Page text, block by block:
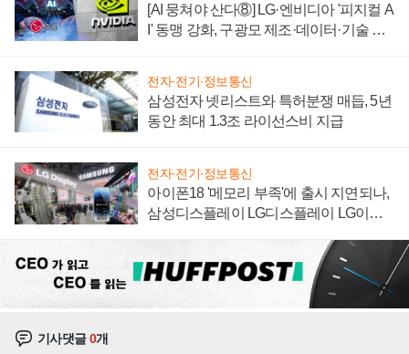
[AI 뭉쳐야 산다⑧] LG·엔비디아 '피지컬 A
I' 동맹 강화, 구광모 제조·데이터·기술 결
전자·전기·정보통신
삼성전자 넷리스트와 특허분쟁 매듭, 5년
동안 최대 1.3조 라이선스비 지급
전자·전기·정보통신
아이폰18 '메모리 부족'에 출시 지연되나,
삼성디스플레이 LG디스플레이 LG이노
기사댓글0개